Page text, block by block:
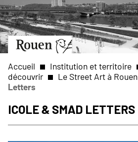
Aller
au
contenu
principal
Aller
à
la
page
d’accueil
Slide
1
of
1
d'Ariane
Accueil Institution et territoire
découvrir
Le Street Art à Rouen
Letters
Icole & Smad Letters